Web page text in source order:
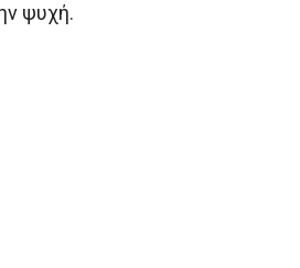
ψυχή.